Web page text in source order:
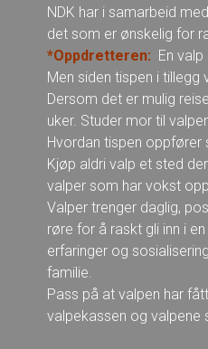
NDK har i samarbeid
det som er ønskelig for
*Oppdretteren: En
Men siden tispen i
Dersom det er mulig
uker. Studer mor til
Hvordan tispen
Kjøp aldri valp et sted
valper som har vokst
Valper trenger daglig,
røre for å raskt gli inn i
erfaringer og
familie.
Pass på at valpen har
valpekassen og valpene